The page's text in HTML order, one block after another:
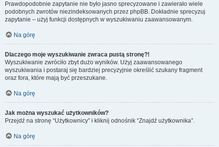
Prawdopodobnie zapytanie nie było jasno sprecyzowane i zawierało wiele
podobnych zwrotów niezindeksowanych przez phpBB. Dokładnie sprecyzuj
zapytanie – użyj funkcji dostępnych w wyszukiwaniu zaawansowanym.
Na górę
Dlaczego moje wyszukiwanie zwraca pustą stronę?!
Wyszukiwanie zwróciło zbyt dużo wyników. Użyj zaawansowanego
wyszukiwania i postaraj się bardziej precyzyjnie określić szukany fragment
oraz fora, które mają być przeszukane.
Na górę
Jak można wyszukać użytkowników?
Przejdź na stronę “Użytkownicy” i kliknij odnośnik “Znajdź użytkownika”.
Na górę